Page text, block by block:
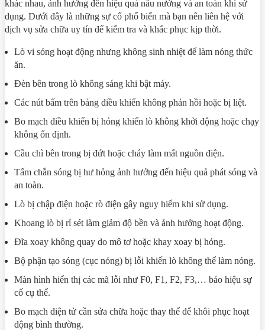
khác nhau, ảnh hưởng đến hiệu quả nấu nướng và an toàn khi sử
dụng. Dưới đây là những sự cố phổ biến mà bạn nên liên hệ với
dịch vụ sửa chữa uy tín để kiểm tra và khắc phục kịp thời.
Lò vi sóng hoạt động nhưng không sinh nhiệt để làm nóng thức
ăn.
Đèn bên trong lò không sáng khi bật máy.
Các nút bấm trên bảng điều khiển không phản hồi hoặc bị liệt.
Bo mạch điều khiển bị hỏng khiến lò không khởi động hoặc chạy
không ổn định.
Cầu chì bên trong bị đứt hoặc cháy làm mất nguồn điện.
Tấm chắn sóng bị hư hỏng ảnh hưởng đến hiệu quả phát sóng và
an toàn.
Lò bị chập điện hoặc rò điện gây nguy hiểm khi sử dụng.
Khoang lò bị rỉ sét làm giảm độ bền và ảnh hưởng hoạt động.
Đĩa xoay không quay do mô tơ hoặc khay xoay bị hỏng.
Bộ phận tạo sóng (cục nóng) bị lỗi khiến lò không thể làm nóng.
Màn hình hiển thị các mã lỗi như F0, F1, F2, F3,… báo hiệu sự
cố cụ thể.
Bo mạch điện tử cần sửa chữa hoặc thay thế để khôi phục hoạt
động bình thường.